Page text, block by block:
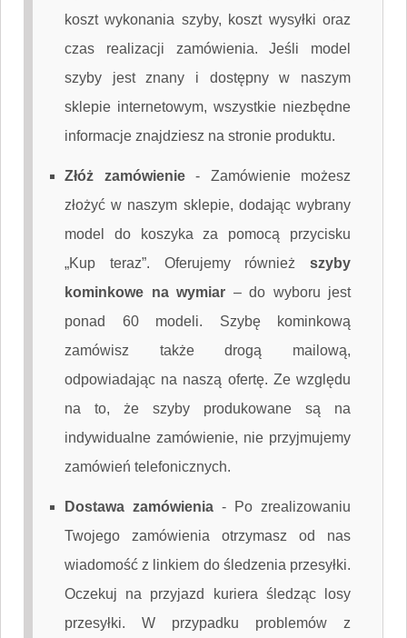
koszt wykonania szyby, koszt wysyłki oraz
czas realizacji zamówienia. Jeśli model
szyby jest znany i dostępny w naszym
sklepie internetowym, wszystkie niezbędne
informacje znajdziesz na stronie produktu.
Złóż zamówienie- Zamówienie możesz
złożyć w naszym sklepie, dodając wybrany
model do koszyka za pomocą przycisku
„Kup teraz”. Oferujemy również szyby
kominkowe na wymiar – do wyboru jest
ponad 60 modeli. Szybę kominkową
zamówisz także drogą mailową,
odpowiadając na naszą ofertę. Ze względu
na to, że szyby produkowane są na
indywidualne zamówienie, nie przyjmujemy
zamówień telefonicznych.
Dostawa zamówienia -
Po zrealizowaniu
Twojego zamówienia otrzymasz od nas
wiadomość z linkiem do śledzenia przesyłki.
Oczekuj na przyjazd kuriera śledząc losy
przesyłki. W przypadku problemów z